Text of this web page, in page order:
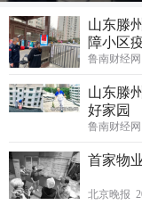
山东滕
障小区
鲁南财经
山东滕
好家园
鲁南财经
首家物
北京晚报